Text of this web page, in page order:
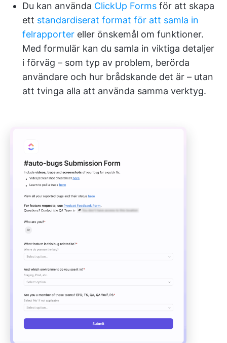
Du kan använda ClickUp Forms för att skapa
ett standardiserat format för att samla in
felrapporter eller önskemål om funktioner.
Med formulär kan du samla in viktiga detaljer
i förväg – som typ av problem, berörda
användare och hur brådskande det är – utan
att tvinga alla att använda samma verktyg.